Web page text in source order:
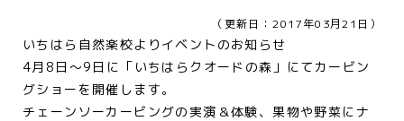
（更新日：2017年03月21日）
いちはら自然楽校よりイベントのお知らせ
4月8日～9日に「いちはらクオードの森」にてカービン
グショーを開催します。
チェーンソーカービングの実演＆体験、果物や野菜にナ